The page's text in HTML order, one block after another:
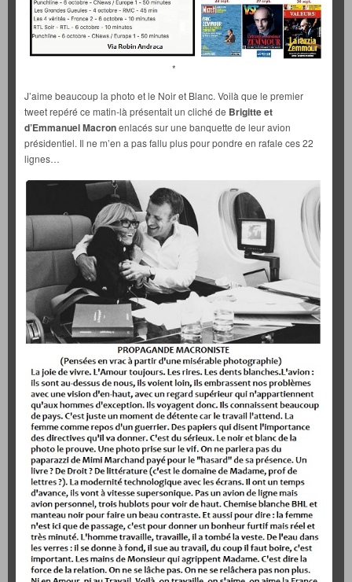
*
J’aime beaucoup la photo et le Noir et Blanc. Voilà que le premier
tweet repéré ce matin-là présentait un cliché de Brigitte et
d’Emmanuel Macronenlacés sur une banquette de leur avion
présidentiel. Il ne m’en a pas fallu plus pour pondre en rafale ces 22
lignes…